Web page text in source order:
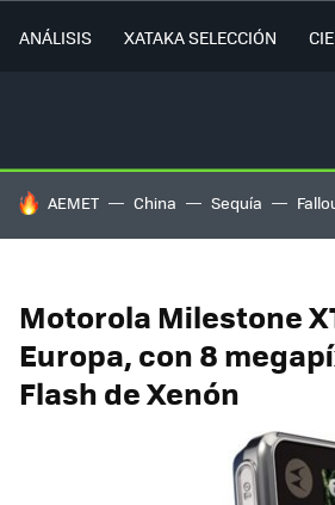
ANÁLISIS XATAKA SELECCIÓN
HOY SE HABLA DE
AEMET China Sequía
Motorola Milestone
Europa, con 8
Flash de Xenón